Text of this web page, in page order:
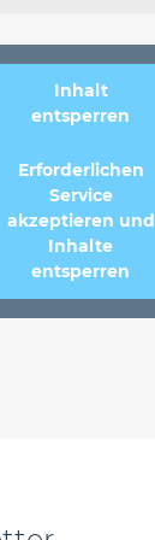
Inhalt
entsperren
Erforderlichen
Service
akzeptieren und
Inhalte
entsperren